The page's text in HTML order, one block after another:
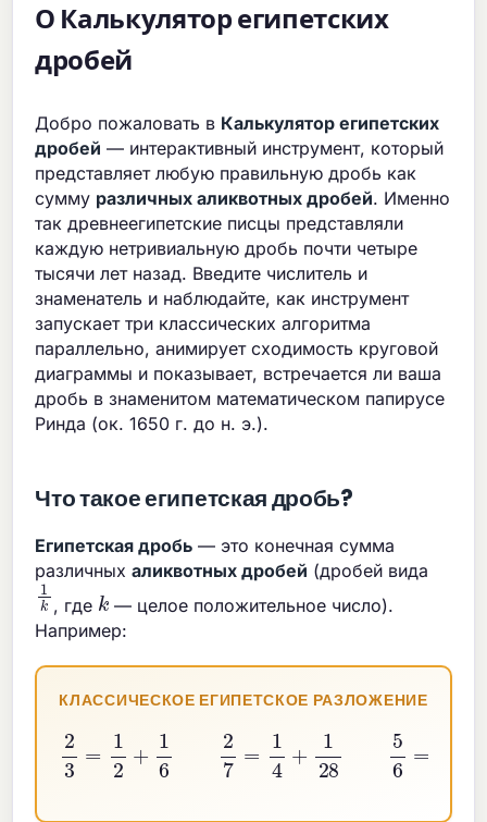
О Калькулятор египетских
дробей
Добро пожаловать в Калькулятор египетских
дробей — интерактивный инструмент, который
представляет любую правильную дробь как
сумму различных аликвотных дробей. Именно
так древнеегипетские писцы представляли
каждую нетривиальную дробь почти четыре
тысячи лет назад. Введите числитель и
знаменатель и наблюдайте, как инструмент
запускает три классических алгоритма
параллельно, анимирует сходимость круговой
диаграммы и показывает, встречается ли ваша
дробь в знаменитом математическом папирусе
Ринда (ок. 1650 г. до н. э.).
Что такое египетская дробь?
Египетская дробь — это конечная сумма
различныхаликвотных дробей (дробей вида
1k
, где k — целое положительное число).
Например:
КЛАССИЧЕСКОЕ ЕГИПЕТСКОЕ РАЗЛОЖЕНИЕ
3= + =1 28 6= 3